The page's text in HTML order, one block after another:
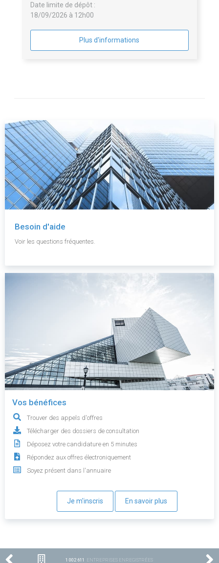
Date limite de dépôt :
18/09/2026 à 12h00
Plus d'informations
Besoin d'aide
Voir les questions fréquentes.
Vos bénéfices
Trouver des appels d'offres
Télécharger des dossiers de consultation
Déposez votre candidature en 5 minutes
Répondez aux offres électroniquement
Soyez présent dans l'annuaire
Je m'inscris En savoir plus
1 002 611 ENTREPRISES ENREGISTRÉES